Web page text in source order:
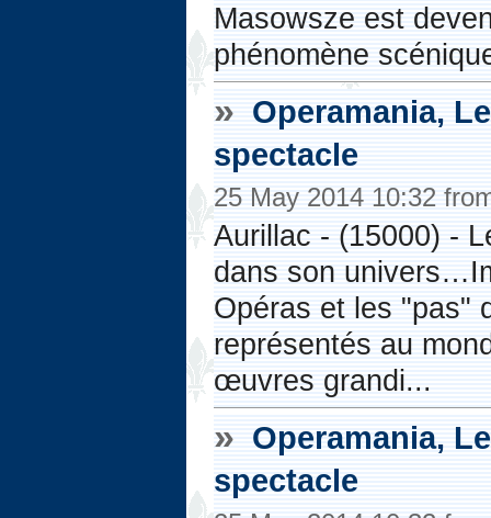
Masowsze est
phénomène
» Operamania,
spectacle
25 May 2014 10:32
Aurillac - (15000) -
dans son
Opéras et les "pas"
représentés au
œuvres grandi...
» Operamania,
spectacle